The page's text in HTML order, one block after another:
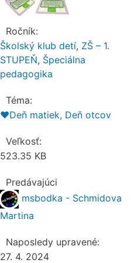
Ročník:
Školský klub detí, ZŠ – 1.
STUPEŇ, Špeciálna
pedagogika
Téma:
❤️Deň matiek, Deň otcov
Veľkosť:
523.35 KB
Predávajúci
msbodka - Schmidova
Martina
Naposledy upravené:
27. 4. 2024